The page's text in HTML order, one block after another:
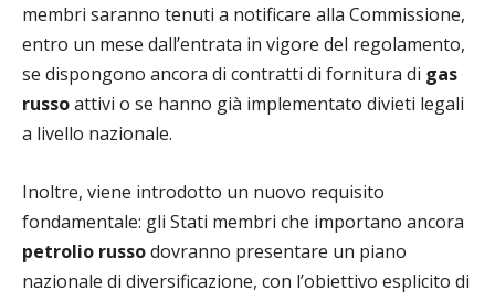
membri saranno tenuti a notificare alla Commissione,
entro un mese dall’entrata in vigore del regolamento,
se dispongono ancora di contratti di fornitura di gas
russoattivi o se hanno già implementato divieti legali
a livello nazionale.
Inoltre, viene introdotto un nuovo requisito
fondamentale: gli Stati membri che importano ancora
petrolio russodovranno presentare un piano
nazionale di diversificazione, con l’obiettivo esplicito di